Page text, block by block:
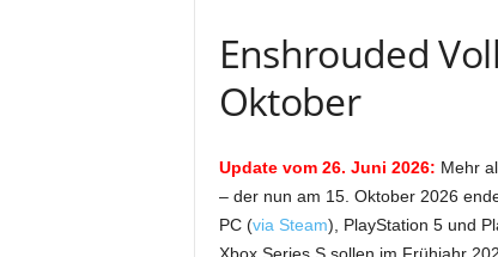
Enshrouded
Oktober
Update vom 26. Juni 2026: Mehr
– der nun am 15. Oktober 2026
PC (via Steam), PlayStation 5 und